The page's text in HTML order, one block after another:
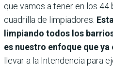
que vamos a tener en los 44
cuadrilla de limpiadores.
limpiando todos los
es nuestro enfoque que
llevar a la Intendencia para